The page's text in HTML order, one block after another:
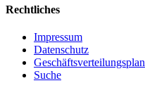
Rechtliches
Impressum
Datenschutz
Geschäftsverteilungsplan
Suche